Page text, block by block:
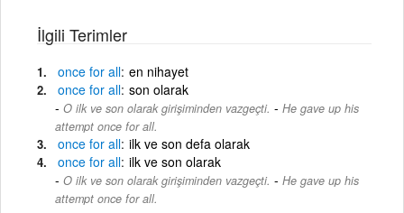
İlgili Terimler
once for all en nihayet
once for all son olarak
O ilk ve son olarak girişiminden vazgeçti. - He gave up his
attempt once for all.
once for all ilk ve son defa olarak
once for all ilk ve son olarak
O ilk ve son olarak girişiminden vazgeçti. - He gave up his
attempt once for all.